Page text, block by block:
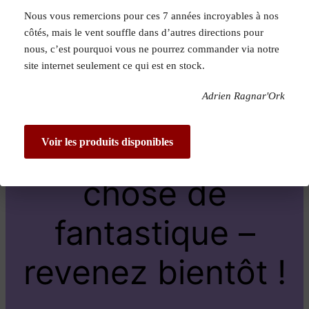
Pardon pour le
dérangement !
Nous travaillons
sur quelque
chose de
fantastique –
revenez bientôt !
Nous vous remercions pour ces 7 années incroyables à nos
côtés, mais le vent souffle dans d’autres directions pour
nous, c’est pourquoi vous ne pourrez commander via notre
site internet seulement ce qui est en stock.
Adrien Ragnar'Ork
Voir les produits disponibles